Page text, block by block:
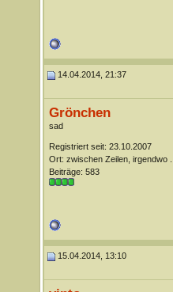
14.04.2014, 21:37
Grönchen
sad
Registriert seit: 23.10.2007
Ort: zwischen Zeilen, irgendwo ...
Beiträge: 583
15.04.2014, 13:10